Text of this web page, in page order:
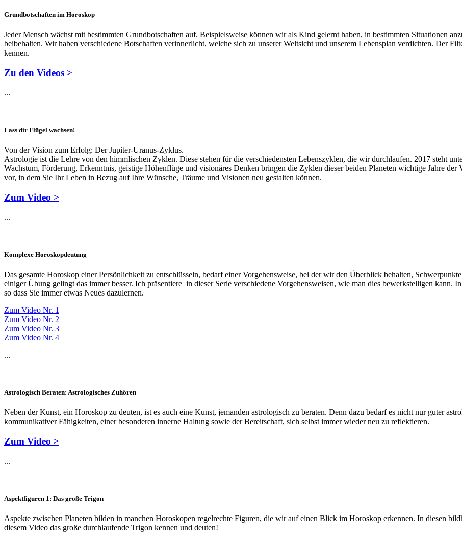
Grundbotschaften im Horoskop
Jeder Mensch wächst mit bestimmten Grundbotschaften auf. Beispielsweise können wir als Kind gelernt haben, in bestimmten Situationen
beibehalten. Wir haben verschiedene Botschaften verinnerlicht, welche sich zu unserer Weltsicht und unserem Lebensplan verdichten. Der
kennen.
Zu den Videos >
...
Lass dir Flügel wachsen!
Von der Vision zum Erfolg: Der Jupiter-Uranus-Zyklus.
Astrologie ist die Lehre von den himmlischen Zyklen. Diese stehen für die verschiedensten Lebenszyklen, die wir durchlaufen. 2017 steht
Wachstum, Förderung, Erkenntnis, geistige Höhenflüge und visionäres Denken bringen die Zyklen dieser beiden Planeten wichtige Jahre
vor, in dem Sie Ihr Leben in Bezug auf Ihre Wünsche, Träume und Visionen neu gestalten können.
Zum Video >
...
Komplexe Horoskopdeutung
Das gesamte Horoskop einer Persönlichkeit zu entschlüsseln, bedarf einer Vorgehensweise, bei der wir den Überblick behalten,
einiger Übung gelingt das immer besser. Ich präsentiere in dieser Serie verschiedene Vorgehensweisen, wie man dies bewerkstelligen kann.
so dass Sie immer etwas Neues dazulernen.
Zum Video Nr. 1
Zum Video Nr. 2
Zum Video Nr. 3
Zum Video Nr. 4
...
Astrologisch Beraten: Astrologisches Zuhören
Neben der Kunst, ein Horoskop zu deuten, ist es auch eine Kunst, jemanden astrologisch zu beraten. Denn dazu bedarf es nicht nur guter
kommunikativer Fähigkeiten, einer besonderen innerne Haltung sowie der Bereitschaft, sich selbst immer wieder neu zu reflektieren.
Zum Video >
...
Aspektfiguren 1: Das große Trigon
Aspekte zwischen Planeten bilden in manchen Horoskopen regelrechte Figuren, die wir auf einen Blick im Horoskop erkennen. In diesen
diesem Video das große durchlaufende Trigon kennen und deuten!